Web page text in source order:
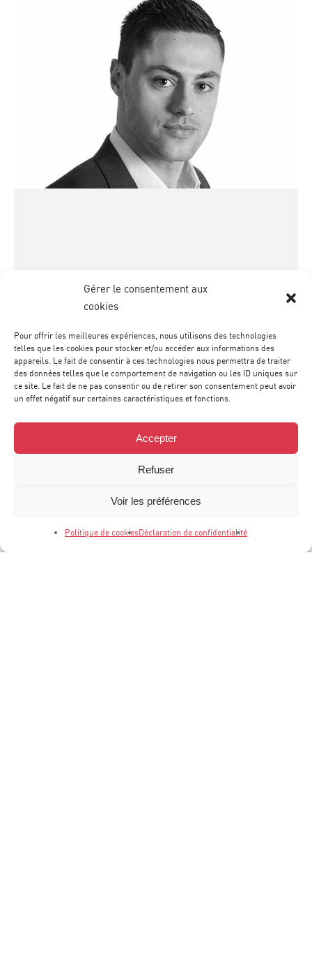
Gérer le consentement aux
cookies
Pour offrir les meilleures expériences, nous utilisons des technologies
telles que les cookies pour stocker et/ou accéder aux informations des
appareils. Le fait de consentir à ces technologies nous permettra de traiter
des données telles que le comportement de navigation ou les ID uniques sur
ce site. Le fait de ne pas consentir ou de retirer son consentement peut avoir
un effet négatif sur certaines caractéristiques et fonctions.
Accepter
Refuser
Voir les préférences
Politique de cookiesDéclaration de confidentialité
CONTACT & ACCÈS